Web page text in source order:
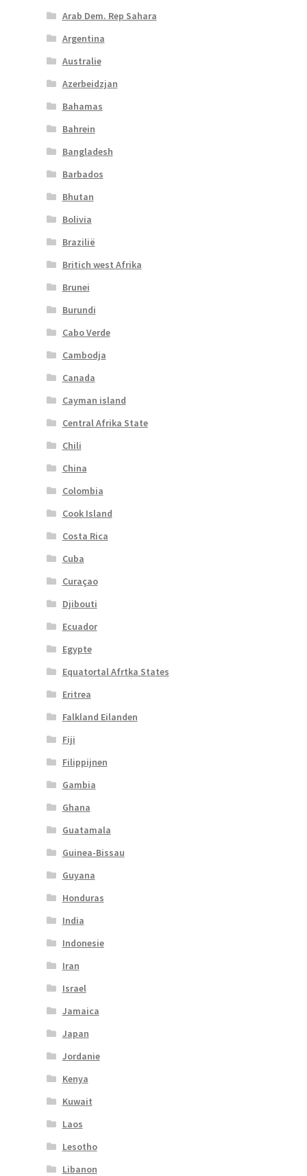
Arab Dem. Rep Sahara
Argentina
Australie
Azerbeidzjan
Bahamas
Bahrein
Bangladesh
Barbados
Bhutan
Bolivia
Brazilië
Britich west Afrika
Brunei
Burundi
Cabo Verde
Cambodja
Canada
Cayman island
Central Afrika State
Chili
China
Colombia
Cook Island
Costa Rica
Cuba
Curaçao
Djibouti
Ecuador
Egypte
Equatortal Afrtka States
Eritrea
Falkland Eilanden
Fiji
Filippijnen
Gambia
Ghana
Guatamala
Guinea-Bissau
Guyana
Honduras
India
Indonesie
Iran
Israel
Jamaica
Japan
Jordanie
Kenya
Kuwait
Laos
Lesotho
Libanon